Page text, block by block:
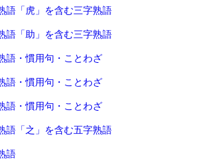
語 「虎」を含む三字熟語
語 「助」を含む三字熟語
語・慣用句・ことわざ
語・慣用句・ことわざ
語・慣用句・ことわざ
語 「之」を含む五字熟語
語